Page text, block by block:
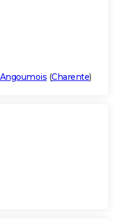
(Charente)